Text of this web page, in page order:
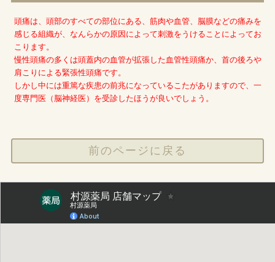
頭痛は、頭部のすべての部位にある、筋肉や血管、脳膜などの痛みを
感じる組織が、なんらかの原因によって刺激をうけることによってお
こります。
慢性頭痛の多くは頭蓋内の血管が拡張した血管性頭痛か、首の後ろや
肩こりによる緊張性頭痛です。
しかし中には重篤な疾患の前兆になっているこたがありますので、一
度専門医（脳神経医）を受診したほうが良いでしょう。
前のページに戻る